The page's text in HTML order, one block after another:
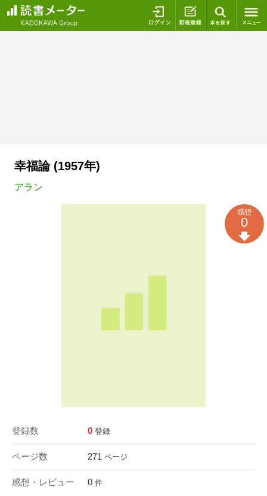
ログイン 新規登録
幸福論 (1957年)
アラン
登録数 0 登録
ページ数 271 ページ
感想・レビュー 0 件
感想
0